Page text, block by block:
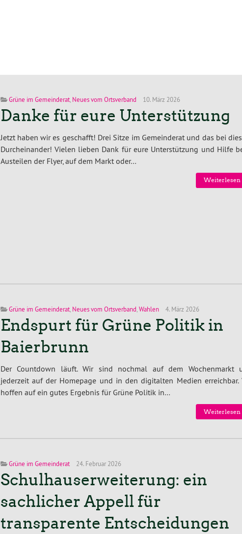
Grüne im Gemeinderat, Neues vom Ortsverband 10. März 2026
Danke für eure Unterstützung
Jetzt haben wir es geschafft! Drei Sitze im Gemeinderat und das bei
Durcheinander! Vielen lieben Dank für eure Unterstützung und Hilfe
Austeilen der Flyer, auf dem Markt oder…
Weiterlesen
Grüne im Gemeinderat, Neues vom Ortsverband Wahlen 4. März 2026
Endspurt für Grüne Politik in
Baierbrunn
Der Countdown läuft. Wir sind nochmal auf dem Wochenmarkt
jederzeit auf der Homepage und in den digitalten Medien erreichbar.
hoffen auf ein gutes Ergebnis für Grüne Politik in…
Weiterlesen
Grüne im Gemeinderat 24. Februar 2026
Schulhauserweiterung: ein
sachlicher Appell für
transparente Entscheidungen